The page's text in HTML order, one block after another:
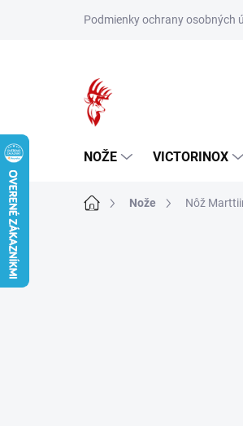
Podmienky ochrany osobných
NOŽE VICTORINOX
DomovNože Nôž